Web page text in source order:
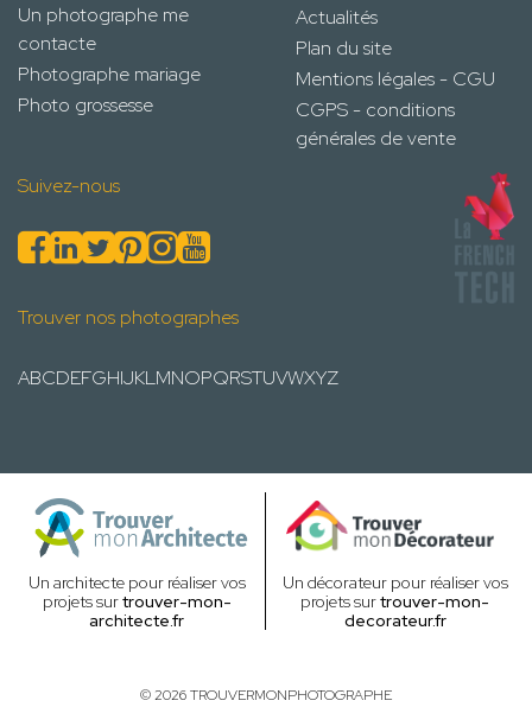
Un photographe me
contacte
Photographe mariage
Photo grossesse
Actualités
Plan du site
Mentions légales - CGU
CGPS - conditions
générales de vente
Suivez-nous
Trouver nos photographes
ABCDEFGHIJKLMNOPQRSTUVWXYZ
Un architecte pour réaliser vos
projets surtrouver-mon-
architecte.fr
Un décorateur pour réaliser vos
projets surtrouver-mon-
decorateur.fr
© 2026 TROUVERMONPHOTOGRAPHE